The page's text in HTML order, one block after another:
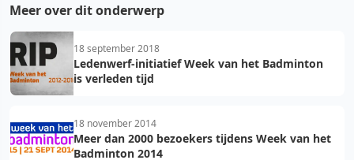
Meer over dit onderwerp
18 september 2018
Ledenwerf-initiatief Week van het Badminton
is verleden tijd
18 november 2014
Meer dan 2000 bezoekers tijdens Week van het
Badminton 2014